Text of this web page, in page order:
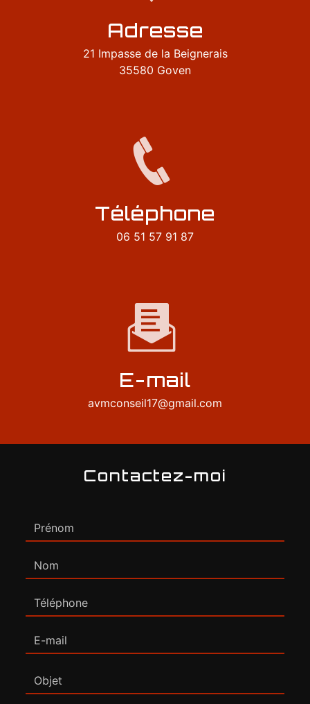
Adresse
21 Impasse de la Beignerais
35580 Goven
Téléphone
06 51 57 91 87
E-mail
avmconseil17@gmail.com
Contactez-moi